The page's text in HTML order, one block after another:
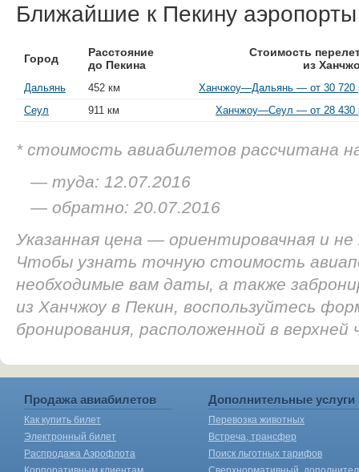
Ближайшие к Пекину аэропорты
Город
Расстояние
до Пекина
Стоимость
из
Дальянь 452 км
Ханчжоу—Дальянь — от 30 720
Сеул
911 км Ханчжоу—Сеул — от 28 430
* стоимость авиабилетов рассчитана
— туда: 12.07.2016
— обратно: 20.07.2016
Указанная цена — ориентировачная и
Чтобы узнать точную стоимость
необходимые вам даты, а также
из Ханчжоу в Пекин, воспользуйтесь
бронирования, расположенной в
Продажа авиабилетов
Как купить билет
Электронный билет
Распродажа Аэрофлота
Дополнительные услуги
Перевозка животных
Встреча, трансфер
Поиск льготных тарифов